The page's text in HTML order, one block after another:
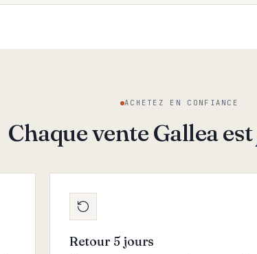
ACHETEZ EN CONFIANCE
Chaque vente Gallea est
Retour 5 jours